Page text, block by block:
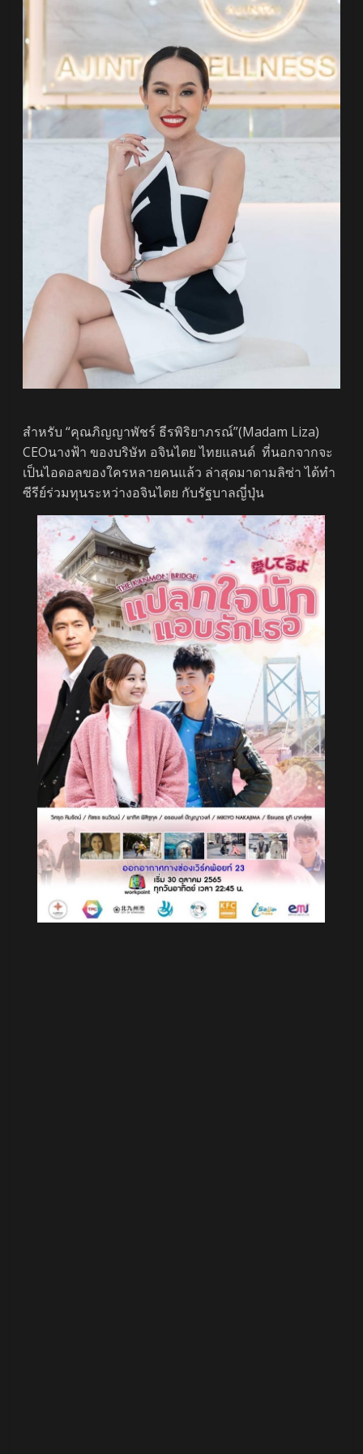
สำหรับ “คุณภิญญาพัชร์ ธีรพิริยาภรณ์”(Madam Liza)
CEOนางฟ้า ของบริษัท อจินไตย ไทยแลนด์ ที่นอกจากจะ
เป็นไอดอลของใครหลายคนแล้ว ล่าสุดมาดามลิซ่า ได้ทำ
ซีรีย์ร่วมทุนระหว่างอจินไตย กับรัฐบาลญี่ปุ่น